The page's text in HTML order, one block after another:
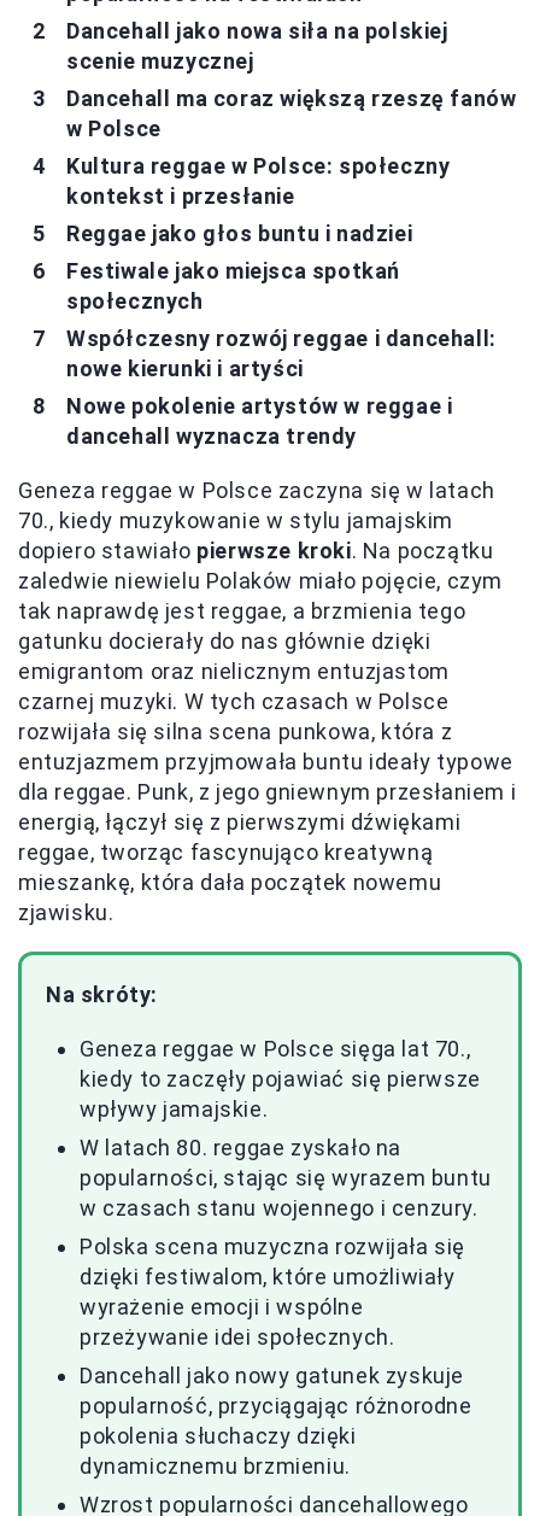
Dancehall jako nowa siła na polskiej
scenie muzycznej
Dancehall ma coraz większą rzeszę fanów
w Polsce
Kultura reggae w Polsce: społeczny
kontekst i przesłanie
Reggae jako głos buntu i nadziei
Festiwale jako miejsca spotkań
społecznych
Współczesny rozwój reggae i dancehall:
nowe kierunki i artyści
Nowe pokolenie artystów w reggae i
dancehall wyznacza trendy
Geneza reggae w Polsce zaczyna się w latach
70., kiedy muzykowanie w stylu jamajskim
dopiero stawiało pierwsze kroki. Na początku
zaledwie niewielu Polaków miało pojęcie, czym
tak naprawdę jest reggae, a brzmienia tego
gatunku docierały do nas głównie dzięki
emigrantom oraz nielicznym entuzjastom
czarnej muzyki. W tych czasach w Polsce
rozwijała się silna scena punkowa, która z
entuzjazmem przyjmowała buntu ideały typowe
dla reggae. Punk, z jego gniewnym przesłaniem i
energią, łączył się z pierwszymi dźwiękami
reggae, tworząc fascynująco kreatywną
mieszankę, która dała początek nowemu
zjawisku.
Na skróty:
Geneza reggae w Polsce sięga lat 70.,
kiedy to zaczęły pojawiać się pierwsze
wpływy jamajskie.
W latach 80. reggae zyskało na
popularności, stając się wyrazem buntu
w czasach stanu wojennego i cenzury.
Polska scena muzyczna rozwijała się
dzięki festiwalom, które umożliwiały
wyrażenie emocji i wspólne
przeżywanie idei społecznych.
Dancehall jako nowy gatunek zyskuje
popularność, przyciągając różnorodne
pokolenia słuchaczy dzięki
dynamicznemu brzmieniu.
Wzrost popularności dancehallowego